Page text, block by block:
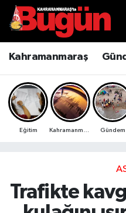
Kahramanmaraş
Eğitim Gündem
Trafikte
Kahramanmaraş
Kahramanmaraş
Bilim ve Teknoloji
Çevre
Ekonomi
Kahramanmaraş
Kahramanmaraş
Kahramanmaraş
Kahramanmaraş
Süper Lig Puan
Tüm Manşetler